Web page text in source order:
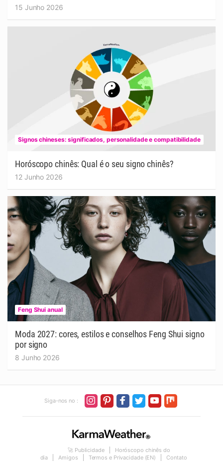
15 Junho 2026
Signos chineses: significados, personalidade e compatibilidade
Horóscopo chinês: Qual é o seu signo chinês?
12 Junho 2026
Feng Shui anual
Moda 2027: cores, estilos e conselhos Feng Shui signo
por signo
8 Junho 2026
Siga-nos no :
🚀 Publicidade
Horóscopo chinês do
dia
Amigos Termos e Privacidade (EN) Contato